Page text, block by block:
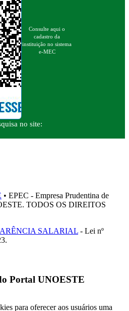
Consulte aqui o
cadastro da
instituição no sistema
e-MEC
no site:
• EPEC - Empresa Prudentina de
TODOS OS DIREITOS
SALARIAL - Lei nº
Portal UNOESTE
para oferecer aos usuários uma